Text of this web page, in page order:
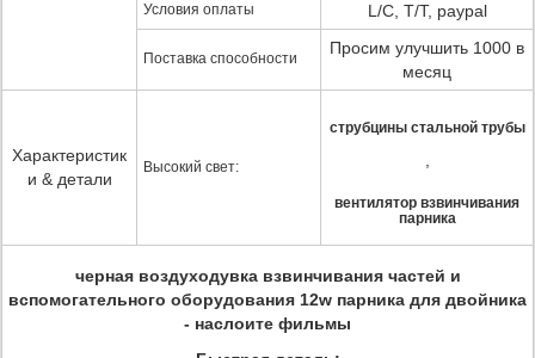
Условия оплаты L/C, T/T, paypal
Поставка способности
Просим улучшить 1000 в
месяц
Характеристик
и & детали
Высокий свет:
струбцины стальной трубы
вентилятор взвинчивания
парника
черная воздуходувка взвинчивания частей и
вспомогательного оборудования 12w парника для двойника
- наслоите фильмы